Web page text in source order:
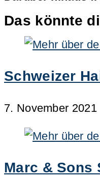
Das könnte
Schweizer
7. November 2021
Marc & Sons